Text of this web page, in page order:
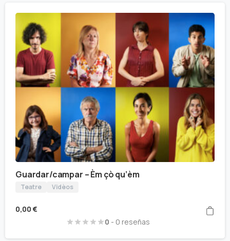
Guardar/campar – Èm çò qu’èm
Teatre Vidèos
0,00 €
0 - 0 reseñas